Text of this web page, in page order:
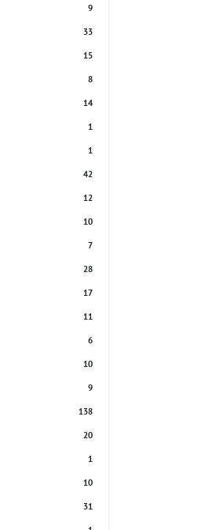
9
33
15
8
14
1
1
42
12
10
7
28
17
11
6
10
9
138
20
1
10
31